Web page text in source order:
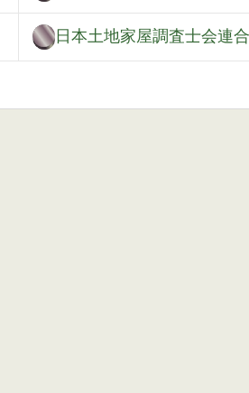
日本土地家屋調査士会連